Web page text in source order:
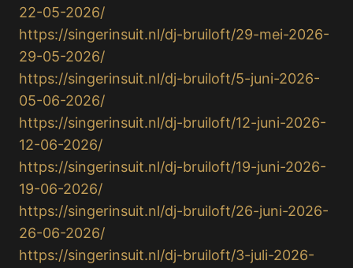
22-05-2026/
https://singerinsuit.nl/dj-bruiloft/29-mei-2026-
29-05-2026/
https://singerinsuit.nl/dj-bruiloft/5-juni-2026-
05-06-2026/
https://singerinsuit.nl/dj-bruiloft/12-juni-2026-
12-06-2026/
https://singerinsuit.nl/dj-bruiloft/19-juni-2026-
19-06-2026/
https://singerinsuit.nl/dj-bruiloft/26-juni-2026-
26-06-2026/
https://singerinsuit.nl/dj-bruiloft/3-juli-2026-